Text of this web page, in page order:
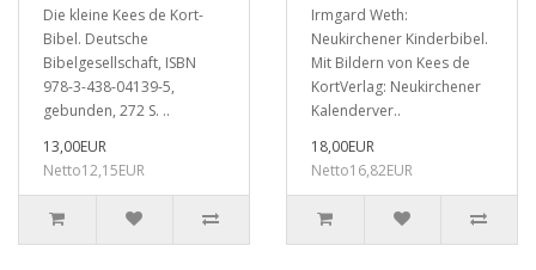
Die kleine Kees de Kort-
Bibel. Deutsche
Bibelgesellschaft, ISBN
978-3-438-04139-5,
gebunden, 272 S. ..
13,00EUR
Netto12,15EUR
Irmgard Weth:
Neukirchener Kinderbibel.
Mit Bildern von Kees de
KortVerlag: Neukirchener
Kalenderver..
18,00EUR
Netto16,82EUR